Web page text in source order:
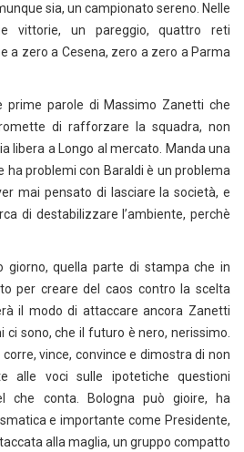
sia, un campionato sereno. Nelle
vittorie, un pareggio, quattro reti
a zero a Cesena, zero a zero a Parma
prime parole di Massimo Zanetti che
di rafforzare la squadra, non
libera a Longo al mercato. Manda una
ha problemi con Baraldi è un problema
mai pensato di lasciare la società, e
di destabilizzare l’ambiente, perchè
giorno, quella parte di stampa che in
per creare del caos contro la scelta
il modo di attaccare ancora Zanetti
ci sono, che il futuro è nero, nerissimo.
vince, convince e dimostra di non
alle voci sulle ipotetiche questioni
che conta. Bologna può gioire, ha
e importante come Presidente,
alla maglia, un gruppo compatto